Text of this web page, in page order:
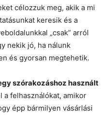
célozzuk meg, akik a mi
keresik és a
„csak” arról
nekik jó, ha nálunk
és gyorsan megtehetik.
szórakozáshoz használt
a felhasználókat, amikor
épp bármilyen vásárlási